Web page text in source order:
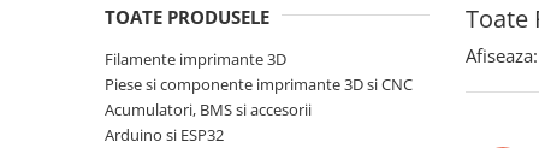
PLA SILK
Toate
TOATE PRODUSELE
Filamente imprimante 3D
Piese si componente imprimante 3D si CNC
Acumulatori, BMS si accesorii
Arduino si ESP32
Afiseaza: